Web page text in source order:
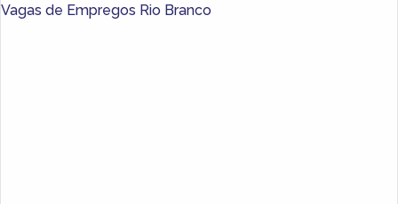
Vagas de Empregos Rio Branco